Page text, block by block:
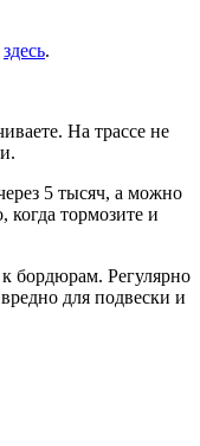
здесь.
На трассе не
5 тысяч, а можно
когда тормозите и
бордюрам. Регулярно
для подвески и